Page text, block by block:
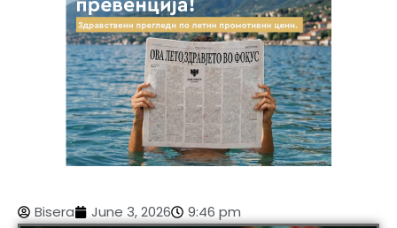
Bisera June 3, 2026 9:46 pm